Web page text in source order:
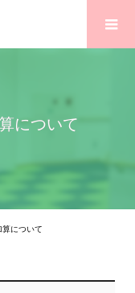
について
について